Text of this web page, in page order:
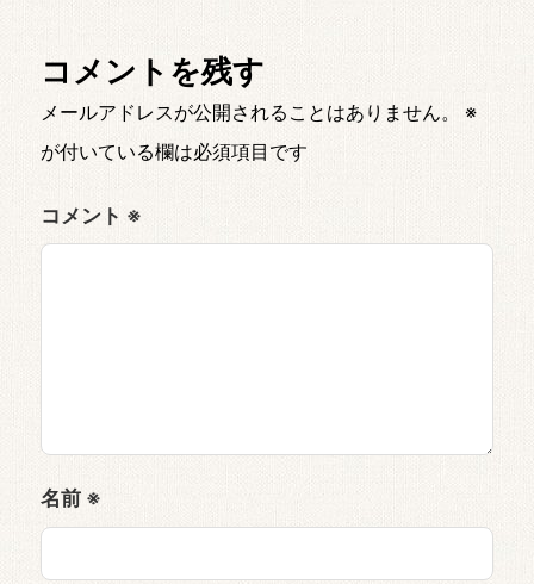
コメントを残す
メールアドレスが公開されることはありません。
※
が付いている欄は必須項目です
コメント ※
名前 ※